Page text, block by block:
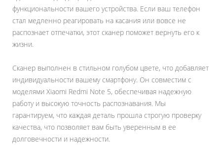
функциональности вашего устройства. Если ваш телефон
стал медленно реагировать на касания или вовсе не
распознает отпечатки, этот сканер поможет вернуть его к
жизни.
Сканер выполнен в стильном голубом цвете, что добавляет
индивидуальности вашему смартфону. Он совместим с
моделями Xiaomi Redmi Note 5, обеспечивая надежную
работу и высокую точность распознавания. Мы
гарантируем, что каждая деталь прошла строгую проверку
качества, что позволяет вам быть уверенным в ее
долговечности и надежности.